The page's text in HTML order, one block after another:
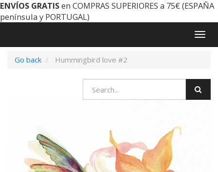
ENVÍOS GRATISen COMPRAS SUPERIORES a 75€ (ESPAÑA
península y PORTUGAL)
Go back
Hummingbird love #2